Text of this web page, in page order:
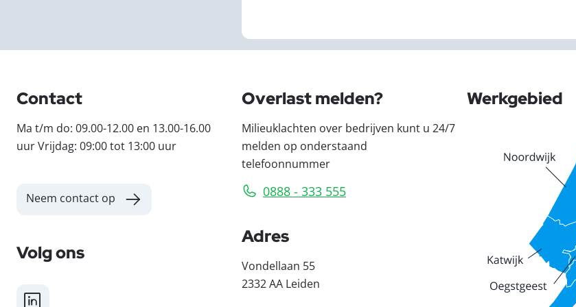
Contact
Ma t/m do: 09.00-12.00 en 13.00-16.00
uur Vrijdag: 09:00 tot 13:00 uur
Neem contact op
Volg ons
LinkedIn
Overlast melden?
Milieuklachten over bedrijven kunt u 24/7
melden op onderstaand
telefoonnummer
0888 - 333 555
Adres
Vondellaan 55
2332 AA Leiden
Werkgebied